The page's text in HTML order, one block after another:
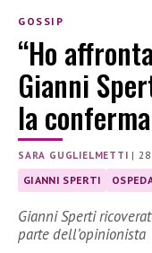
GOSSIP
“Ho
Gianni
la conferma
SARA GUGLIELMETTI |
GIANNI SPERTI
Gianni Sperti
parte dell’opinionista